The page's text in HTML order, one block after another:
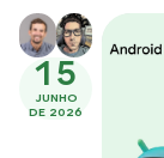
15
JUNHO
DE 2026